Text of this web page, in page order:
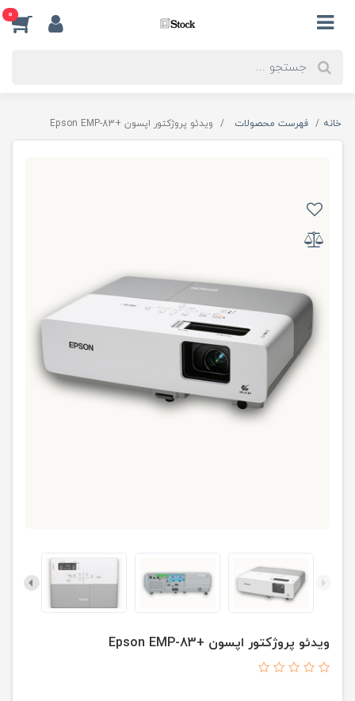
0
خانه فهرست محصولات ویدئو پروژکتور اپسون +Epson EMP-83
ویدئو پروژکتور اپسون +Epson EMP-83